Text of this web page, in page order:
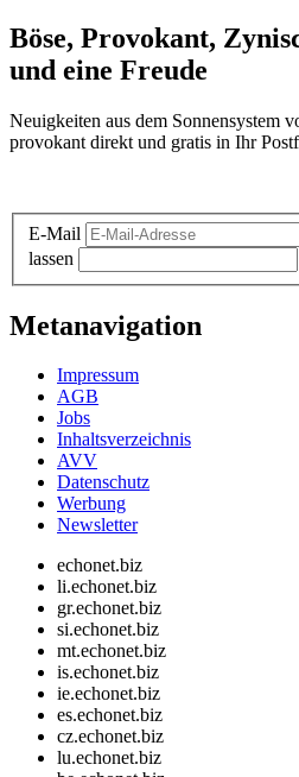
Böse, Provokant,
und eine Freude
Neuigkeiten aus dem Sonnensystem
provokant direkt und gratis in Ihr
E-Mail
lassen
Metanavigation
Impressum
AGB
Jobs
Inhaltsverzeichnis
AVV
Datenschutz
Werbung
Newsletter
echonet.biz
li.echonet.biz
gr.echonet.biz
si.echonet.biz
mt.echonet.biz
is.echonet.biz
ie.echonet.biz
es.echonet.biz
cz.echonet.biz
lu.echonet.biz